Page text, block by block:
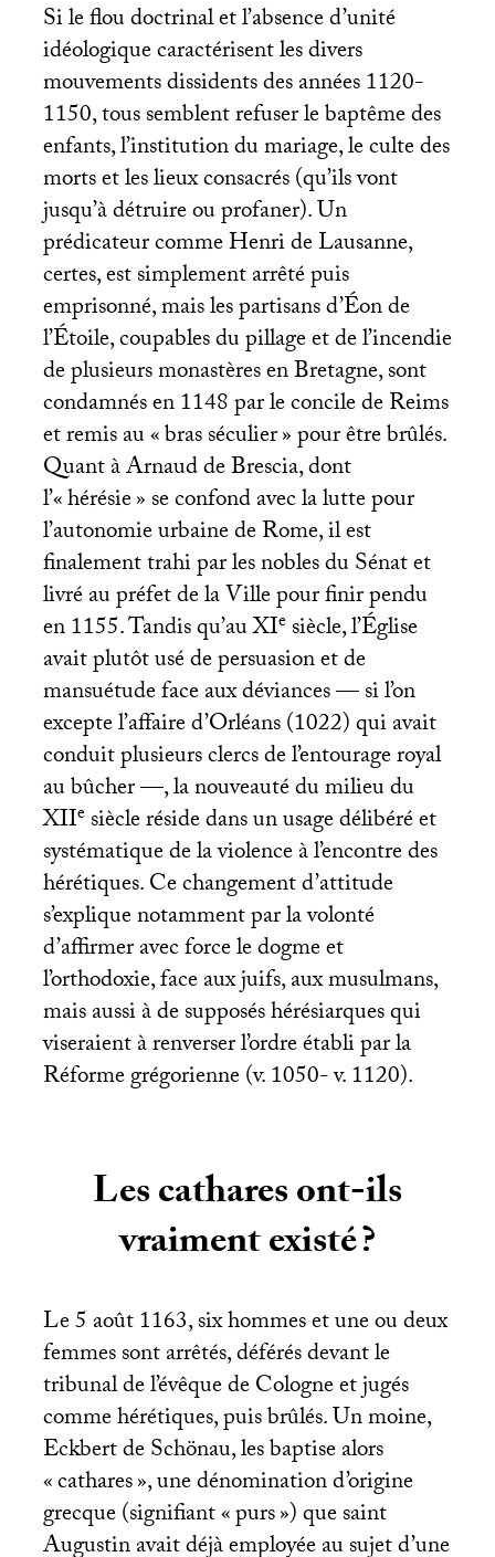
Si le flou doctrinal et l’absence d’unité
idéologique caractérisent les divers
mouvements dissidents des années 1120-
1150, tous semblent refuser le baptême des
enfants, l’institution du mariage, le culte des
morts et les lieux consacrés (qu’ils vont
jusqu’à détruire ou profaner). Un
prédicateur comme Henri de Lausanne,
certes, est simplement arrêté puis
emprisonné, mais les partisans d’Éon de
l’Étoile, coupables du pillage et de l’incendie
de plusieurs monastères en Bretagne, sont
condamnés en 1148 par le concile de Reims
et remis au «bras séculier» pour être brûlés.
Quant à Arnaud de Brescia, dont
l’«hérésie» se confond avec la lutte pour
l’autonomie urbaine de Rome, il est
finalement trahi par les nobles du Sénat et
livré au préfet de la Ville pour finir pendu
en 1155. Tandis qu’auXIesiècle, l’Église
avait plutôt usé de persuasion et de
mansuétude face aux déviances — si l’on
excepte l’affaire d’Orléans (1022) qui avait
conduit plusieurs clercs de l’entourage royal
au bûcher —, la nouveauté du milieu du
XIIesiècle réside dans un usage délibéré et
systématique de la violence à l’encontre des
hérétiques. Ce changement d’attitude
s’explique notamment par la volonté
d’affirmer avec force le dogme et
l’orthodoxie, face aux juifs, aux musulmans,
mais aussi à de supposés hérésiarques qui
viseraient à renverser l’ordre établi par la
Réforme grégorienne (v. 1050- v. 1120).
Les cathares ont-ils
vraiment existé?
Le 5 août 1163, six hommes et une ou deux
femmes sont arrêtés, déférés devant le
tribunal de l’évêque de Cologne et jugés
comme hérétiques, puis brûlés. Un moine,
Eckbert de Schönau, les baptise alors
«cathares», une dénomination d’origine
grecque (signifiant «purs») que saint
Augustin avait déjà employée au sujet d’une